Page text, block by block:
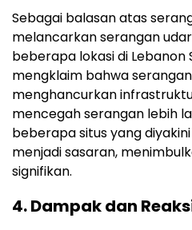
Sebagai balasan atas
melancarkan serangan
beberapa lokasi di Lebanon
mengklaim bahwa
menghancurkan
mencegah serangan lebih
beberapa situs yang
menjadi sasaran,
signifikan.
4.Dampak dan